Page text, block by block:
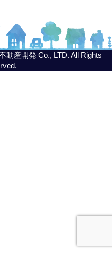
動産開発 Co., LTD. All Rights